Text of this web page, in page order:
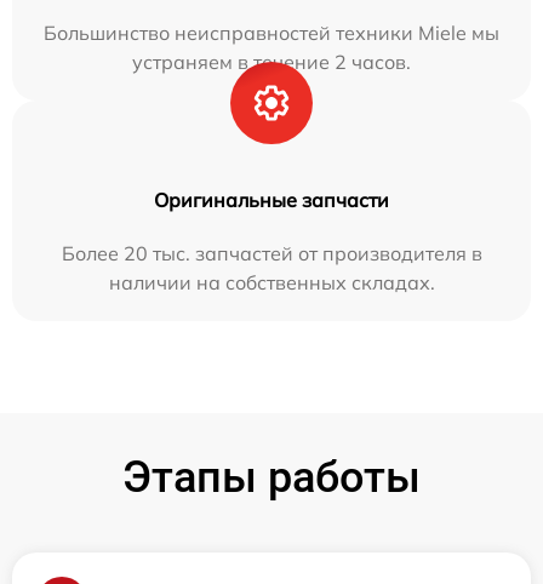
Большинство неисправностей техники Miele мы
устраняем в течение 2 часов.
Оригинальные запчасти
Более 20 тыс. запчастей от производителя в
наличии на собственных складах.
Этапы работы